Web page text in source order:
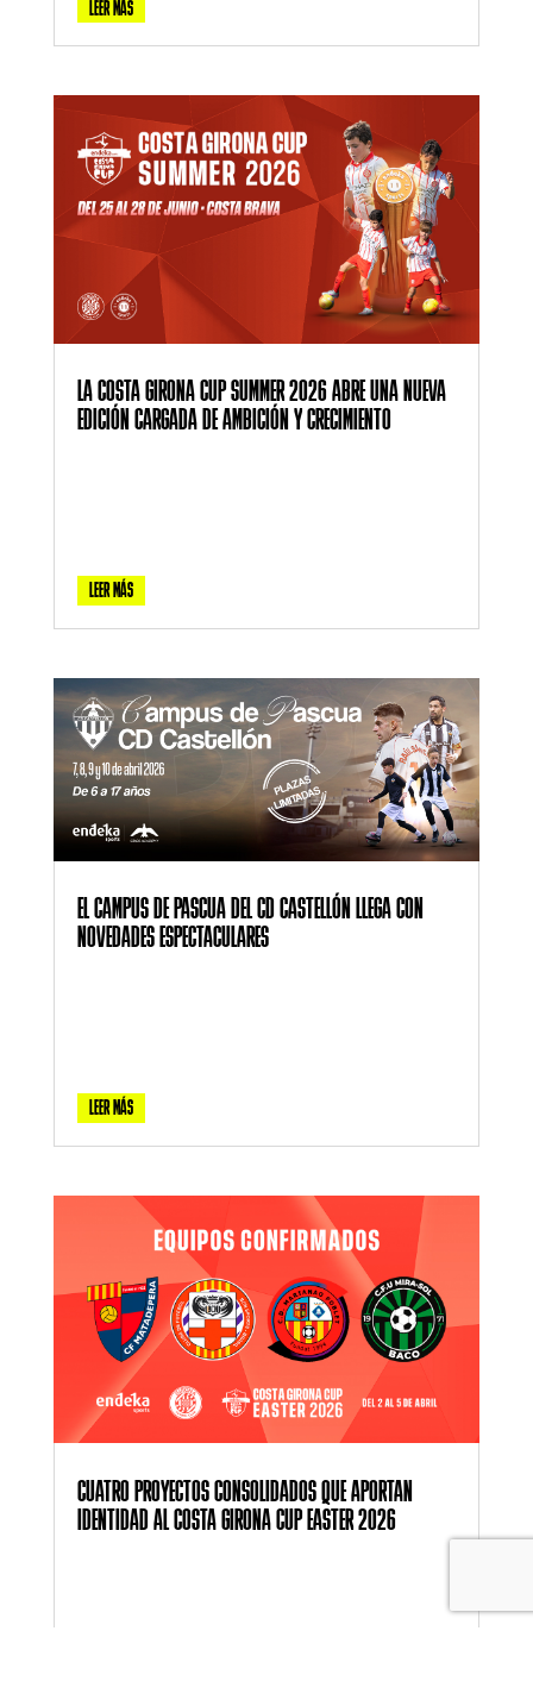
LEER MÁS
LA COSTA GIRONA CUP SUMMER 2026 ABRE UNA NUEVA
EDICIÓN CARGADA DE AMBICIÓN Y CRECIMIENTO
LEER MÁS
EL CAMPUS DE PASCUA DEL CD CASTELLÓN LLEGA CON
NOVEDADES ESPECTACULARES
LEER MÁS
CUATRO PROYECTOS CONSOLIDADOS QUE APORTAN
IDENTIDAD AL COSTA GIRONA CUP EASTER 2026